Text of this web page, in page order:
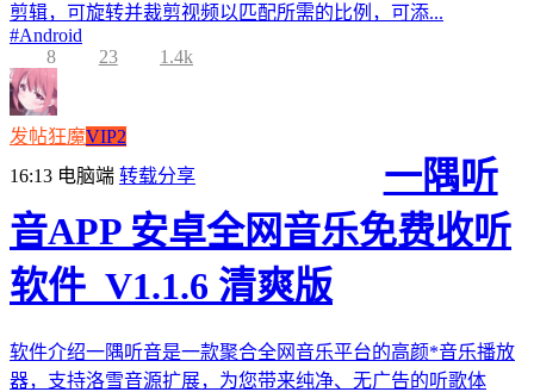
剪辑，可旋转并裁剪视频以匹配所需的比例，可添...
#Android
8
23 1.4k
发帖狂魔VIP2
16:13 电脑端 转载分享
一隅听
音APP 安卓全网音乐免费收听
软件_V1.1.6 清爽版
软件介绍一隅听音是一款聚合全网音乐平台的高颜*音乐播放
器，支持洛雪音源扩展，为您带来纯净、无广告的听歌体